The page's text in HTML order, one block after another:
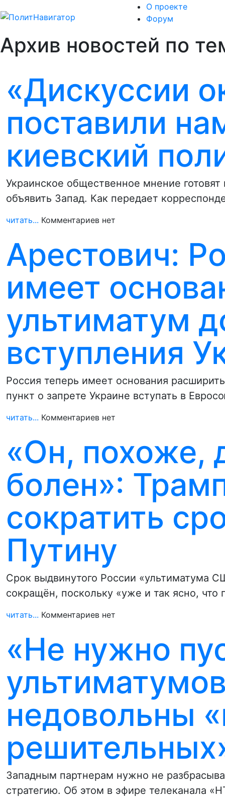
О проекте
Форум
Архив новостей по
«Дискуссии
поставили
киевский
Украинское общественное мнение
объявить Запад. Как передает
читать... Комментариев нет
Арестович:
имеет
ультиматум
вступления
Россия теперь имеет основания
пункт о запрете Украине вступать в
читать... Комментариев нет
«Он, похоже,
болен»:
сократить
Путину
Срок выдвинутого России «ультиматума
сокращён, поскольку «уже и так ясно, что
читать... Комментариев нет
«Не нужно
недовольны
Западным партнерам нужно не
стратегию. Об этом в эфире телеканала